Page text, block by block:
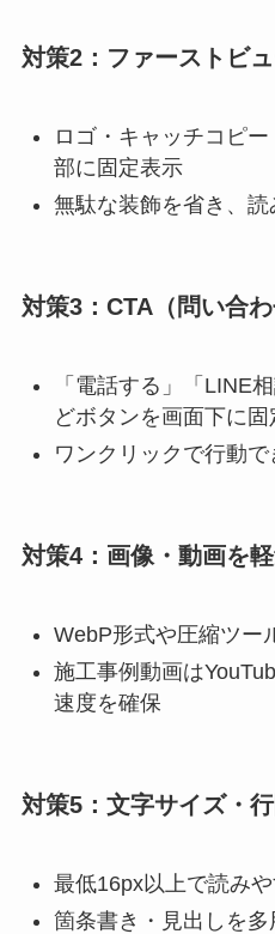
対策2：ファーストビ
ロゴ・キャッチコピ
部に固定表示
無駄な装飾を省き、
対策3：CTA（問い合
「電話する」「LINE
どボタンを画面下に固
ワンクリックで行動
対策4：画像・動画を
WebP形式や圧縮ツー
施工事例動画は
速度を確保
対策5：文字サイズ・
最低16px以上で読みや
箇条書き・見出しを